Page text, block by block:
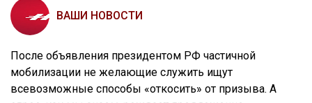
ВАШИ НОВОСТИ
После объявления президентом РФ частичной
мобилизации не желающие служить ищут
всевозможные способы «откосить» от призыва. А